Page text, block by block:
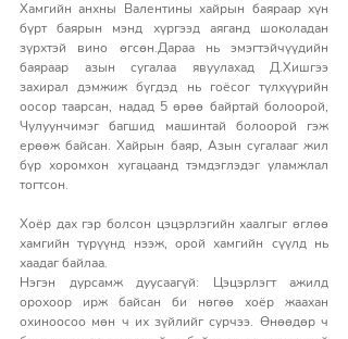
Хамгийн анхны Валентины хайрын баяраар хүн
бүрт баярын мэнд хүргээд аяганд шоколадан
зүрхтэй вино өгсөн.Дараа нь эмэгтэйчүүдийн
баяраар азын сугалаа явуулахад Д.Хишгээ
захирал дэмжиж бүгдэд нь гоёсог түлхүүрийн
оосор таарсан, надад 5 өрөө байртай болоорой,
Чулуунчимэг багшид машинтай болоорой гэж
ерөөж байсан. Хайрын баяр, Азын сугалааг жил
бүр хоромхон хугацаанд тэмдэглэдэг уламжлал
тогтсон.
Хоёр дах гэр болсон цэцэрлэгийн хаалгыг өглөө
хамгийн түрүүнд нээж, орой хамгийн сүүлд нь
хаадаг байлаа.
Нэгэн дурсамж дуусаагүй: Цэцэрлэгт ажилд
орохоор ирж байсан би нөгөө хоёр жаахан
охиноосоо мөн ч их зүйлийг сурчээ. Өнөөдөр ч